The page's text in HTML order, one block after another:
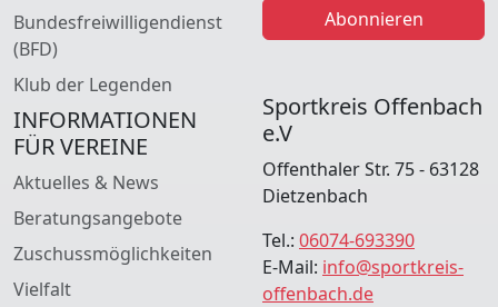
Bundesfreiwilligendienst
(BFD)
Klub der Legenden
INFORMATIONEN
FÜR VEREINE
Aktuelles & News
Beratungsangebote
Zuschussmöglichkeiten
Vielfalt
Abonnieren
Sportkreis Offenbach
e.V
Offenthaler Str. 75 - 63128
Dietzenbach
Tel.: 06074-693390
E-Mail: info@sportkreis-
offenbach.de